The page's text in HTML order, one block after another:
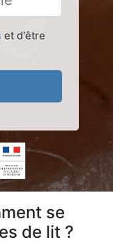
et d'être
se
de lit ?